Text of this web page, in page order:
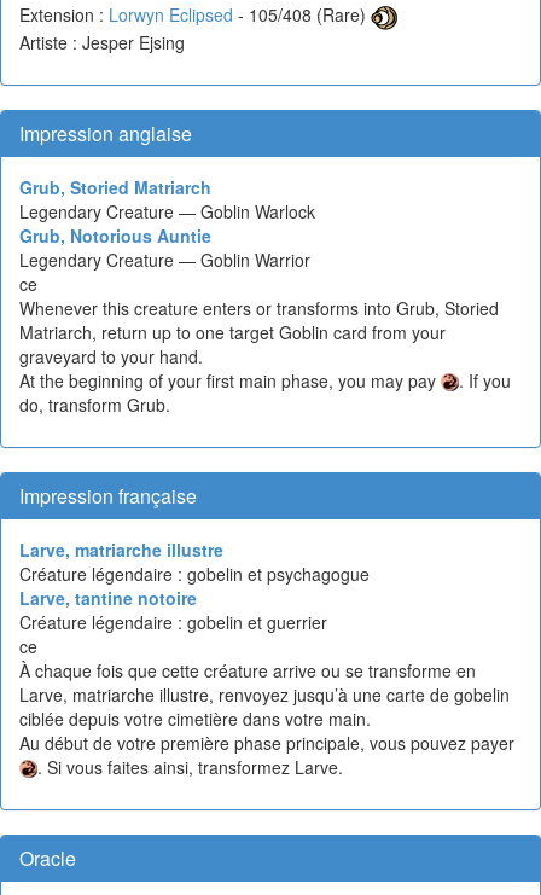
Extension : Lorwyn Eclipsed - 105/408 (Rare)
Artiste : Jesper Ejsing
Impression anglaise
Grub, Storied Matriarch
Legendary Creature — Goblin Warlock
Grub, Notorious Auntie
Legendary Creature — Goblin Warrior
ce
Whenever this creature enters or transforms into Grub, Storied
Matriarch, return up to one target Goblin card from your
graveyard to your hand.
At the beginning of your first main phase, you may pay
. If you
do, transform Grub.
Impression française
Larve, matriarche illustre
Créature légendaire : gobelin et psychagogue
Larve, tantine notoire
Créature légendaire : gobelin et guerrier
ce
À chaque fois que cette créature arrive ou se transforme en
Larve, matriarche illustre, renvoyez jusqu’à une carte de gobelin
ciblée depuis votre cimetière dans votre main.
Au début de votre première phase principale, vous pouvez payer
. Si vous faites ainsi, transformez Larve.
Oracle